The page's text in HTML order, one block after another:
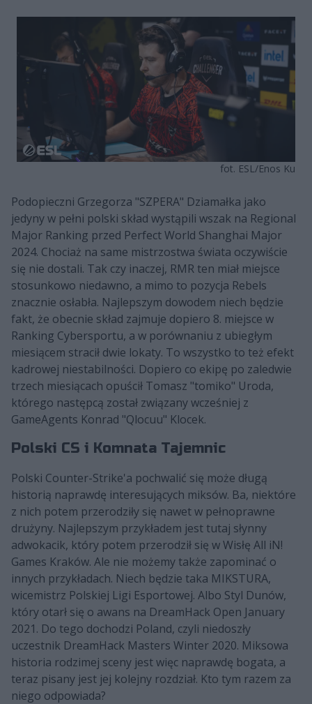
fot. ESL/Enos Ku
Podopieczni Grzegorza "SZPERA" Dziamałka jako
jedyny w pełni polski skład wystąpili wszak na Regional
Major Ranking przed Perfect World Shanghai Major
2024. Chociaż na same mistrzostwa świata oczywiście
się nie dostali. Tak czy inaczej, RMR ten miał miejsce
stosunkowo niedawno, a mimo to pozycja Rebels
znacznie osłabła. Najlepszym dowodem niech będzie
fakt, że obecnie skład zajmuje dopiero 8. miejsce w
Ranking Cybersportu, a w porównaniu z ubiegłym
miesiącem stracił dwie lokaty. To wszystko to też efekt
kadrowej niestabilności. Dopiero co ekipę po zaledwie
trzech miesiącach opuścił Tomasz "tomiko" Uroda,
którego następcą został związany wcześniej z
GameAgents Konrad "Qlocuu" Klocek.
Polski CS i Komnata Tajemnic
Polski Counter-Strike'a pochwalić się może długą
historią naprawdę interesujących miksów. Ba, niektóre
z nich potem przerodziły się nawet w pełnoprawne
drużyny. Najlepszym przykładem jest tutaj słynny
adwokacik, który potem przerodził się w Wisłę All iN!
Games Kraków. Ale nie możemy także zapominać o
innych przykładach. Niech będzie taka MIKSTURA,
wicemistrz Polskiej Ligi Esportowej. Albo Styl Dunów,
który otarł się o awans na DreamHack Open January
2021. Do tego dochodzi Poland, czyli niedoszły
uczestnik DreamHack Masters Winter 2020. Miksowa
historia rodzimej sceny jest więc naprawdę bogata, a
teraz pisany jest jej kolejny rozdział. Kto tym razem za
niego odpowiada?